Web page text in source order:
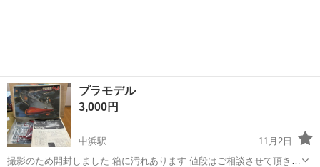
プラモデル
3,000円
中浜駅
11月2日
撮影のため開封しました 箱に汚れあります 値段はご相談させて頂きま